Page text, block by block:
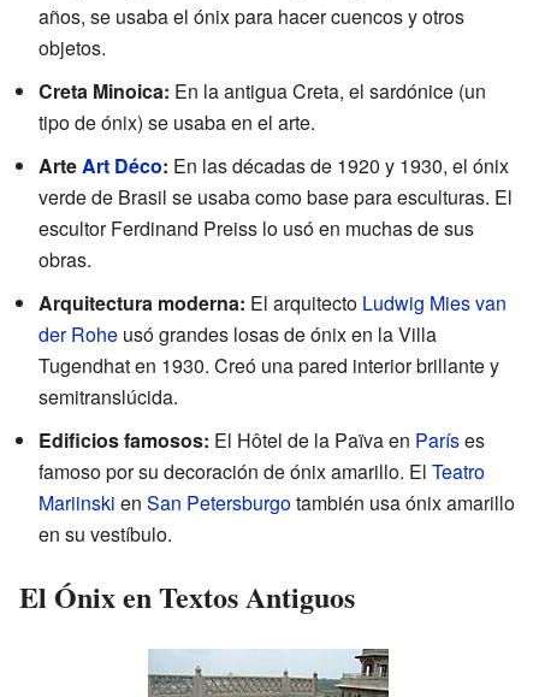
años, se usaba el ónix para hacer cuencos y otros
objetos.
Creta Minoica: En la antigua Creta, el sardónice (un
tipo de ónix) se usaba en el arte.
ArteArt Déco: En las décadas de 1920 y 1930, el ónix
verde de Brasil se usaba como base para esculturas. El
escultor Ferdinand Preiss lo usó en muchas de sus
obras.
Arquitectura moderna: El arquitecto Ludwig Mies van
der Rohe usó grandes losas de ónix en la Villa
Tugendhat en 1930. Creó una pared interior brillante y
semitranslúcida.
Edificios famosos: El Hôtel de la Païva en Paríses
famoso por su decoración de ónix amarillo. El Teatro
Mariinski en San Petersburgotambién usa ónix amarillo
en su vestíbulo.
El Ónix en Textos Antiguos